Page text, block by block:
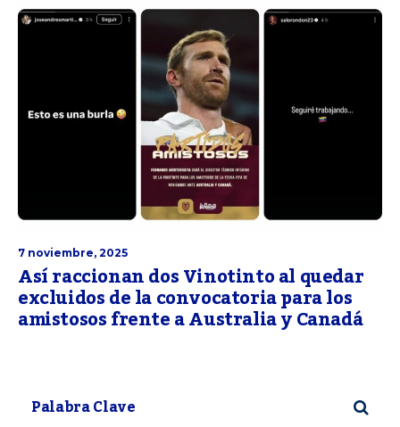
7 noviembre, 2025
Así raccionan dos Vinotinto al quedar
excluidos de la convocatoria para los
amistosos frente a Australia y Canadá